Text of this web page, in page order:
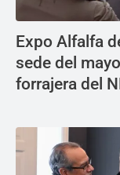
Expo Alfalfa
sede del
forrajera del